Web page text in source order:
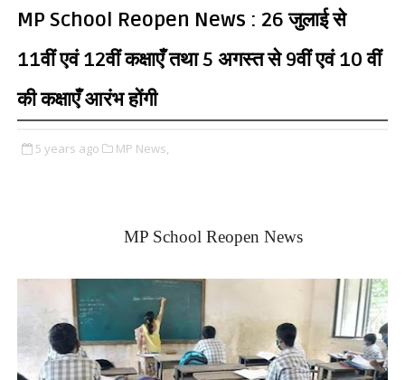
MP School Reopen News : 26 जुलाई से
11वीं एवं 12वीं कक्षाएँ तथा 5 अगस्त से 9वीं एवं 10 वीं
की कक्षाएँ आरंभ होंगी
5 years ago MP News,
MP School Reopen News